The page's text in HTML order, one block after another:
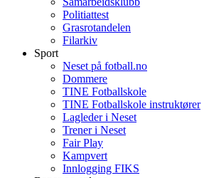
Politiattest
Grasrotandelen
Filarkiv
Sport
Neset på fotball.no
Dommere
TINE Fotballskole
TINE Fotballskole instruktører
Lagleder i Neset
Trener i Neset
Fair Play
Kampvert
Innlogging FIKS